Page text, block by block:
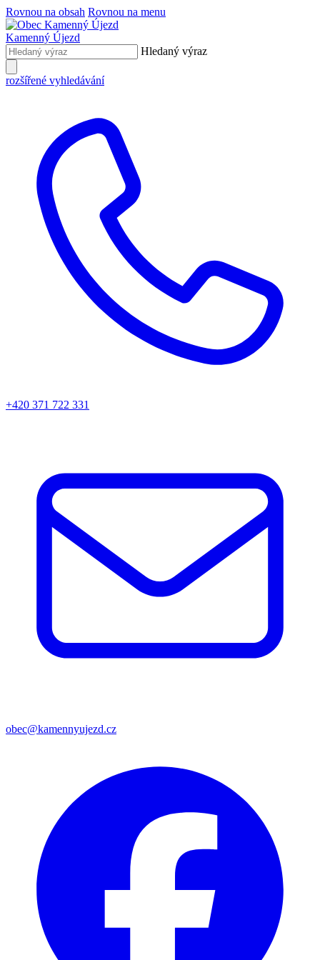
Rovnou na obsah Rovnou na menu
Kamenný Újezd
Hledaný výraz
rozšířené vyhledávání
+420 371 722 331
obec@kamennyujezd.cz